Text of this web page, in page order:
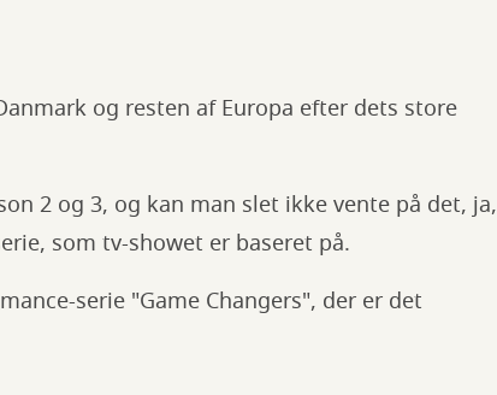
og resten af Europa efter dets store
2 og 3, og kan man slet ikke vente på det, ja,
som tv-showet er baseret på.
serie "Game Changers", der er det